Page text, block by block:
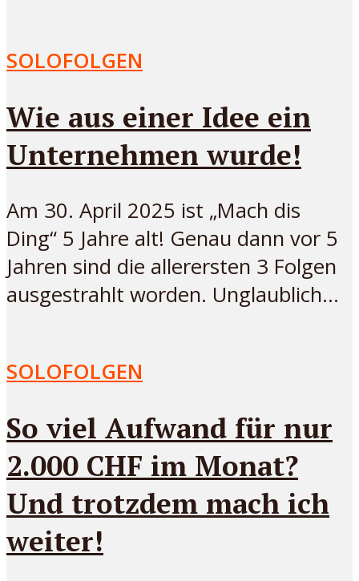
SOLOFOLGEN
Wie aus einer Idee ein
Unternehmen wurde!
Am 30. April 2025 ist „Mach dis
Ding“ 5 Jahre alt! Genau dann vor 5
Jahren sind die allerersten 3 Folgen
ausgestrahlt worden. Unglaublich...
SOLOFOLGEN
So viel Aufwand für nur
2.000 CHF im Monat?
Und trotzdem mach ich
weiter!